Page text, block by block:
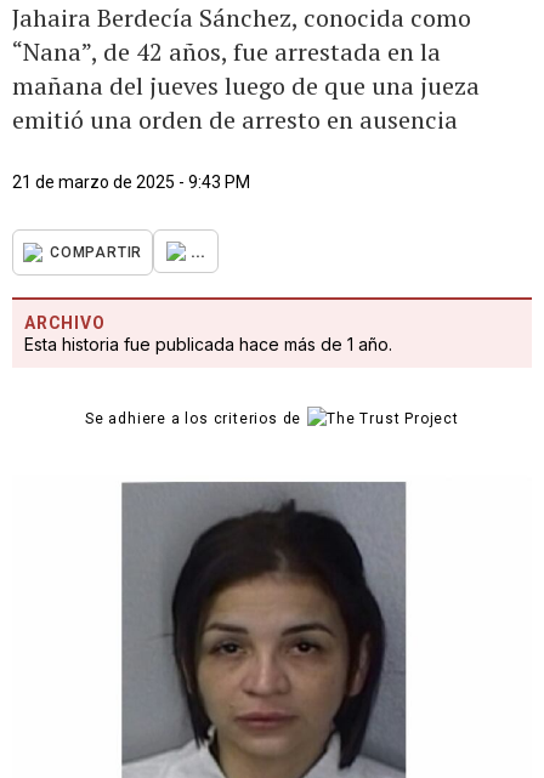
Jahaira Berdecía Sánchez, conocida como
“Nana”, de 42 años, fue arrestada en la
mañana del jueves luego de que una jueza
emitió una orden de arresto en ausencia
21 de marzo de 2025 - 9:43 PM
COMPARTIR ...
ARCHIVO
Esta historia fue publicada hace más de 1 año.
Se adhiere a los criterios de